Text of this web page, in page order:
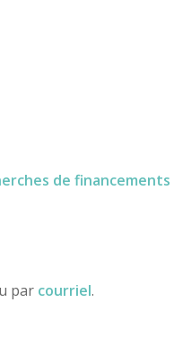
de financements
par courriel.